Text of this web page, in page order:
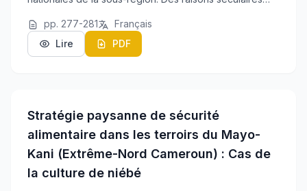
dûment ressentie dans les instances de déc...
pp. 277-281
Français
Lire
PDF
Stratégie paysanne de sécurité
alimentaire dans les terroirs du Mayo-
Kani (Extrême-Nord Cameroun) : Cas de
la culture de niébé